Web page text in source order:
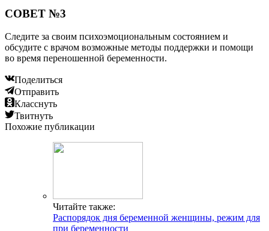
СОВЕТ №3
Следите за своим психоэмоциональным состоянием и
обсудите с врачом возможные методы поддержки и помощи
во время переношенной беременности.
Поделиться
Отправить
Класснуть
Твитнуть
Похожие публикации
Читайте также:
Распорядок дня беременной женщины, режим для
при беременности